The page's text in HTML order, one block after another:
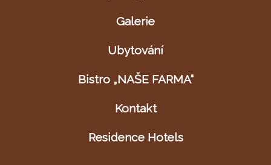
Galerie
Ubytování
Bistro „NAŠE FARMA“
Kontakt
Residence Hotels